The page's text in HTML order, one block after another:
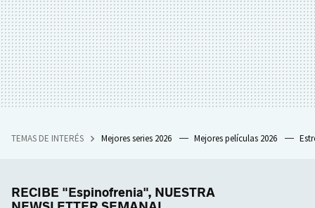
TEMAS DE INTERÉS Mejores series 2026 Mejores películas 2026
RECIBE "Espinofrenia", NUESTRA